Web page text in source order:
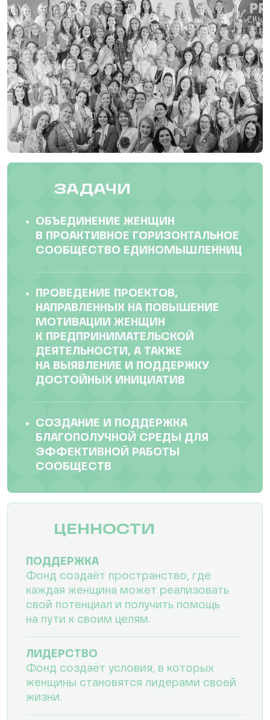
ЗАДАЧИ
ОБЪЕДИНЕНИЕ ЖЕНЩИН
В ПРОАКТИВНОЕ ГОРИЗОНТАЛЬНОЕ
СООБЩЕСТВО ЕДИНОМЫШЛЕННИЦ
ПРОВЕДЕНИЕ ПРОЕКТОВ,
НАПРАВЛЕННЫХ НА ПОВЫШЕНИЕ
МОТИВАЦИИ ЖЕНЩИН
К ПРЕДПРИНИМАТЕЛЬСКОЙ
ДЕЯТЕЛЬНОСТИ, А ТАКЖЕ
НА ВЫЯВЛЕНИЕ И ПОДДЕРЖКУ
ДОСТОЙНЫХ ИНИЦИАТИВ
СОЗДАНИЕ И ПОДДЕРЖКА
БЛАГОПОЛУЧНОЙ СРЕДЫ ДЛЯ
ЭФФЕКТИВНОЙ РАБОТЫ
СООБЩЕСТВ
ЦЕННОСТИ
ПОДДЕРЖКА
Фонд создаёт пространство, где
каждая женщина может реализовать
свой потенциал и получить помощь
на пути к своим целям.
ЛИДЕРСТВО
Фонд создаёт условия, в которых
женщины становятся лидерами своей
жизни.